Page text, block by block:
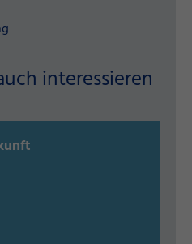
interessieren